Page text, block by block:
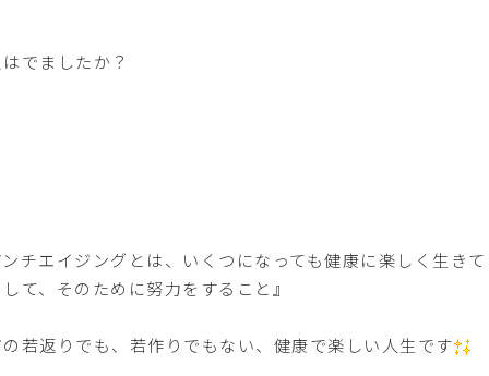
でましたか？
ンチエイジングとは、いくつになっても健康に楽しく生き
て、そのために努力をすること』
若返りでも、若作りでもない、健康で楽しい人生です